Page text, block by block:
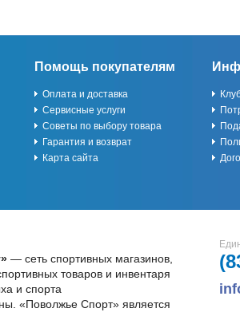
Помощь покупателям
Оплата и доставка
Сервисные услуги
Советы по выбору товара
Гарантия и возврат
Карта сайта
— сеть спортивных магазинов,
товаров и инвентаря
и спорта
«Поволжье Спорт» является